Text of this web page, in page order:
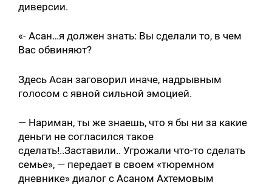
диверсии.
«- Асан…я должен знать: Вы сделали то, в чем
Вас обвиняют?
Здесь Асан заговорил иначе, надрывным
голосом с явной сильной эмоцией.
— Нариман, ты же знаешь, что я бы ни за какие
деньги не согласился такое
сделать!..Заставили.. Угрожали что-то сделать
семье», — передает в своем «тюремном
дневнике» диалог с Асаном Ахтемовым